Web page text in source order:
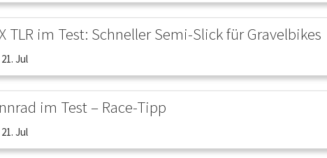
TLR im Test: Schneller Semi-Slick für Gravelbikes
21. Jul
im Test – Race-Tipp
21. Jul